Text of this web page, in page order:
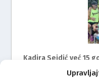
Kadira Sejdić već 15